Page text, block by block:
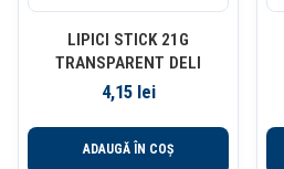
LIPICI STICK 21G
TRANSPARENT DELI
4,15 lei
ADAUGĂ ÎN COȘ